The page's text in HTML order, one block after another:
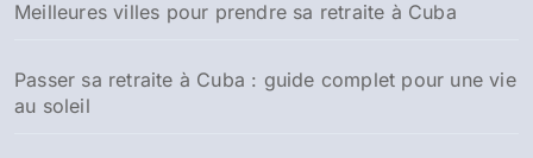
Meilleures villes pour prendre sa retraite à Cuba
Passer sa retraite à Cuba : guide complet pour une vie
au soleil